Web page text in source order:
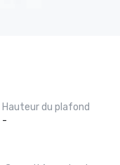
Hauteur du plafond
-